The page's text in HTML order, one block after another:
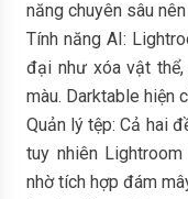
năng chuyên sâu
Tính năng AI:
đại như xóa vật
màu. Darktable hiện
Quản lý tệp: Cả hai
tuy nhiên
nhờ tích hợp đám